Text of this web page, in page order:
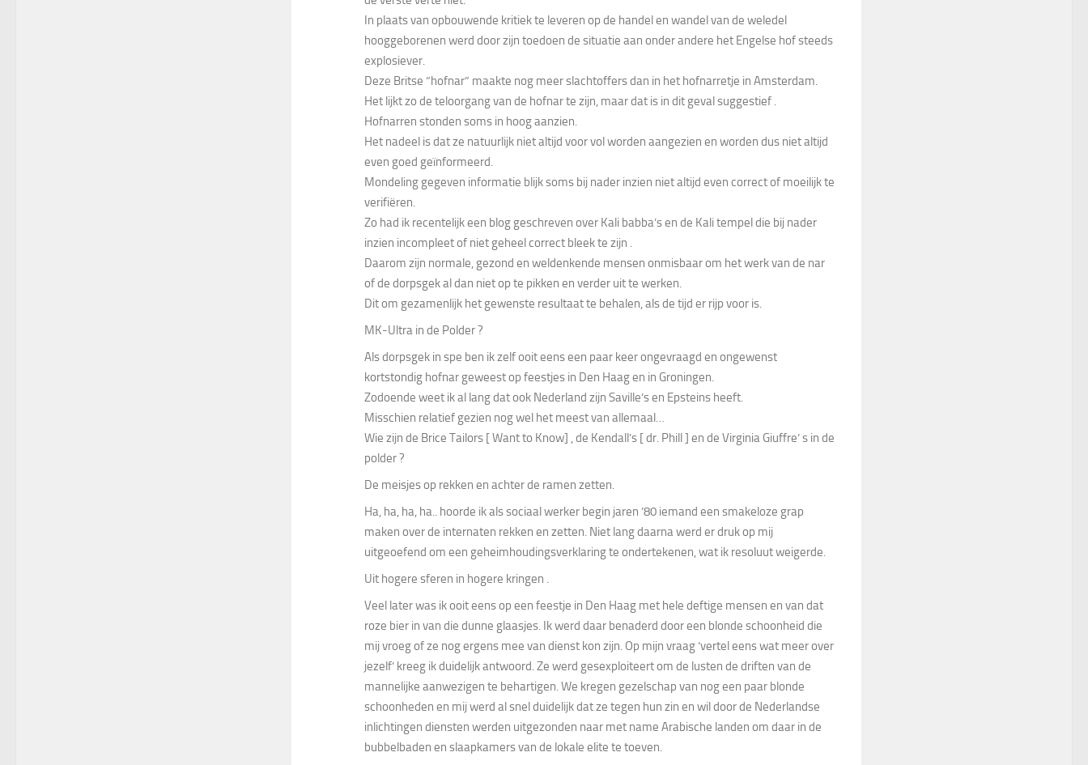
In plaats van opbouwende kritiek te leveren op de handel en wandel van de weledel
hooggeborenen werd door zijn toedoen de situatie aan onder andere het Engelse hof steeds
explosiever.
Deze Britse ”hofnar” maakte nog meer slachtoffers dan in het hofnarretje in Amsterdam.
Het lijkt zo de teloorgang van de hofnar te zijn, maar dat is in dit geval suggestief .
Hofnarren stonden soms in hoog aanzien.
Het nadeel is dat ze natuurlijk niet altijd voor vol worden aangezien en worden dus niet altijd
even goed geïnformeerd.
Mondeling gegeven informatie blijk soms bij nader inzien niet altijd even correct of moeilijk te
verifiëren.
Zo had ik recentelijk een blog geschreven over Kali babba’s en de Kali tempel die bij nader
inzien incompleet of niet geheel correct bleek te zijn .
Daarom zijn normale, gezond en weldenkende mensen onmisbaar om het werk van de nar
of de dorpsgek al dan niet op te pikken en verder uit te werken.
Dit om gezamenlijk het gewenste resultaat te behalen, als de tijd er rijp voor is.
MK-Ultra in de Polder ?
Als dorpsgek in spe ben ik zelf ooit eens een paar keer ongevraagd en ongewenst
kortstondig hofnar geweest op feestjes in Den Haag en in Groningen.
Zodoende weet ik al lang dat ook Nederland zijn Saville’s en Epsteins heeft.
Misschien relatief gezien nog wel het meest van allemaal…
Wie zijn de Brice Tailors [ Want to Know] , de Kendall’s [ dr. Phill ] en de Virginia Giuffre’ s in de
polder ?
De meisjes op rekken en achter de ramen zetten.
Ha, ha, ha, ha.. hoorde ik als sociaal werker begin jaren ’80 iemand een smakeloze grap
maken over de internaten rekken en zetten. Niet lang daarna werd er druk op mij
uitgeoefend om een geheimhoudingsverklaring te ondertekenen, wat ik resoluut weigerde.
Uit hogere sferen in hogere kringen .
Veel later was ik ooit eens op een feestje in Den Haag met hele deftige mensen en van dat
roze bier in van die dunne glaasjes. Ik werd daar benaderd door een blonde schoonheid die
mij vroeg of ze nog ergens mee van dienst kon zijn. Op mijn vraag ‘vertel eens wat meer over
jezelf’ kreeg ik duidelijk antwoord. Ze werd gesexploiteert om de lusten de driften van de
mannelijke aanwezigen te behartigen. We kregen gezelschap van nog een paar blonde
schoonheden en mij werd al snel duidelijk dat ze tegen hun zin en wil door de Nederlandse
inlichtingen diensten werden uitgezonden naar met name Arabische landen om daar in de
bubbelbaden en slaapkamers van de lokale elite te toeven.